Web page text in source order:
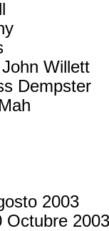
Willett
Dempster
2003
Octubre